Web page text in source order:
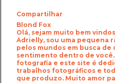
Compartilhar
Blond Fox
Olá, sejam muito bem
Adrielly, sou uma pequena
pelos mundos em busca de
sentimento dentro de
fotografia e este site é
trabalhos fotográficos e
que produzo. Muito amor